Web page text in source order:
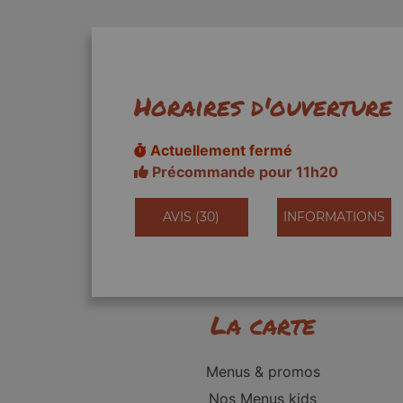
Horaires d'ouverture
Actuellement fermé
Précommande pour 11h20
AVIS (30) INFORMATIONS
La carte
Menus & promos
Nos Menus kids